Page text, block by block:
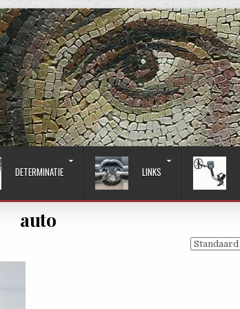
DETERMINATIE LINKS
auto